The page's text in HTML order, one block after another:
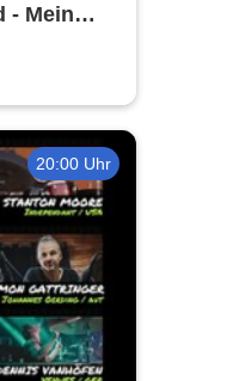
- Mein
- True
20:00 Uhr